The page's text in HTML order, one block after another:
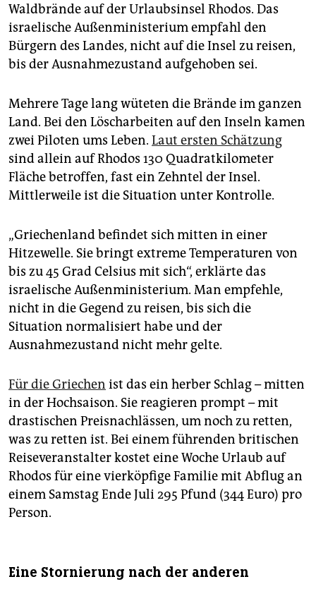
unterstützen
abo
genossenschaft
epaper login
Waldbrände auf der Urlaubsinsel Rhodos. Das
israelische Außenministerium empfahl den
Bürgern des Landes, nicht auf die Insel zu reisen,
bis der Ausnahmezustand aufgehoben sei.
Mehrere Tage lang wüteten die Brände im ganzen
Land. Bei den Löscharbeiten auf den Inseln kamen
zwei Piloten ums Leben. Laut ersten Schätzung
sind allein auf Rhodos 130 Quadratkilometer
Fläche betroffen, fast ein Zehntel der Insel.
Mittlerweile ist die Situation unter Kontrolle.
„Griechenland befindet sich mitten in einer
Hitzewelle. Sie bringt extreme Temperaturen von
bis zu 45 Grad Celsius mit sich“, erklärte das
israelische Außenministerium. Man empfehle,
nicht in die Gegend zu reisen, bis sich die
Situation normalisiert habe und der
Ausnahmezustand nicht mehr gelte.
Für die Griechen ist das ein herber Schlag – mitten
in der Hochsaison. Sie reagieren prompt – mit
drastischen Preisnachlässen, um noch zu retten,
was zu retten ist. Bei einem führenden britischen
Reiseveranstalter kostet eine Woche Urlaub auf
Rhodos für eine vierköpfige Familie mit Abflug an
einem Samstag Ende Juli 295 Pfund (344 Euro) pro
Person.
Eine Stornierung nach der anderen